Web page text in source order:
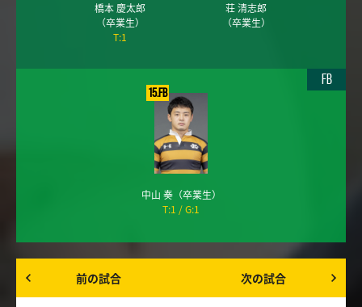
橋本 慶太郎
（卒業生）
T:1
荘 清志郎
（卒業生）
15.FB
中山 奏（卒業生）
T:1
G:1
FB
前の試合 次の試合